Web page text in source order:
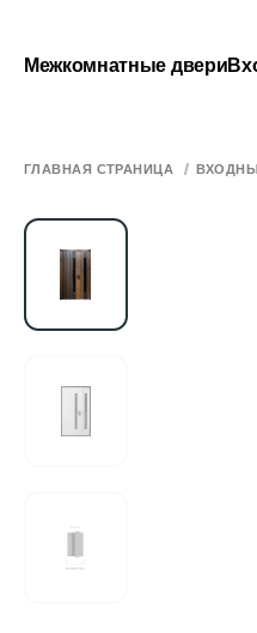
Межкомнатные двери
ГЛАВНАЯ СТРАНИЦА